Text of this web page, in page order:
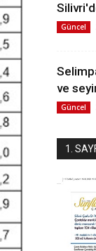
Güncel
ve
Güncel
1.